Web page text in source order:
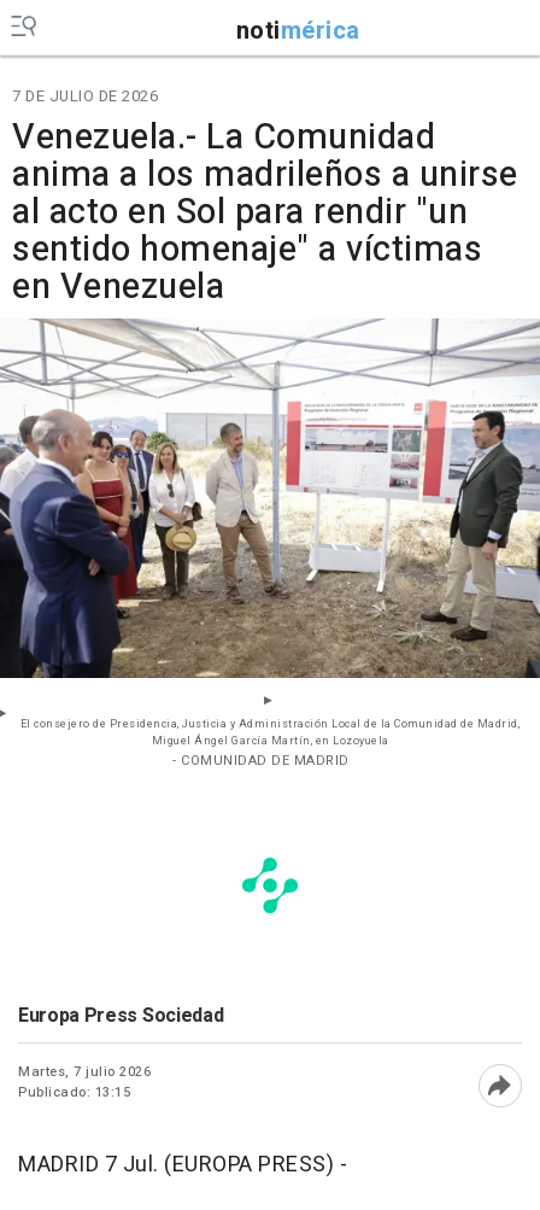
notimérica
7 DE JULIO DE 2026
Venezuela.- La Comunidad
anima a los madrileños a unirse
al acto en Sol para rendir "un
sentido homenaje" a víctimas
en Venezuela
El consejero de Presidencia, Justicia y Administración Local de la Comunidad de Madrid,
Miguel Ángel García Martín, en Lozoyuela
- COMUNIDAD DE MADRID
Europa Press Sociedad
Martes, 7 julio 2026
Publicado: 13:15
MADRID 7 Jul. (EUROPA PRESS) -